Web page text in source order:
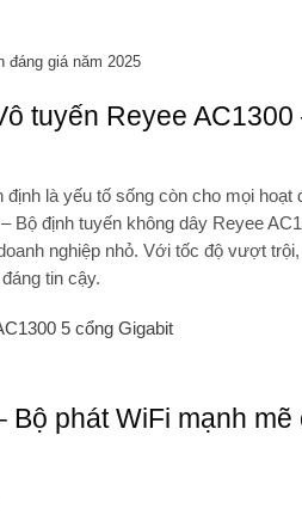
đáng giá năm 2025
tuyến Reyee
là yếu tố sống còn cho mọi hoạt
Bộ định tuyến không dây Reyee
nghiệp nhỏ. Với tốc độ vượt
tin cậy.
phát WiFi mạnh